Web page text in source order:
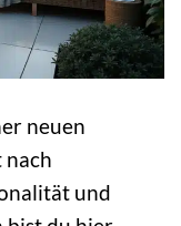
neuen
nach
und